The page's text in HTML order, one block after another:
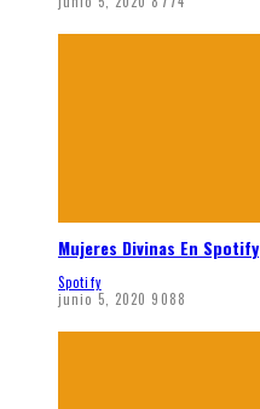
Mujeres Divinas En Spotify
Spotify
junio 5, 2020 9088